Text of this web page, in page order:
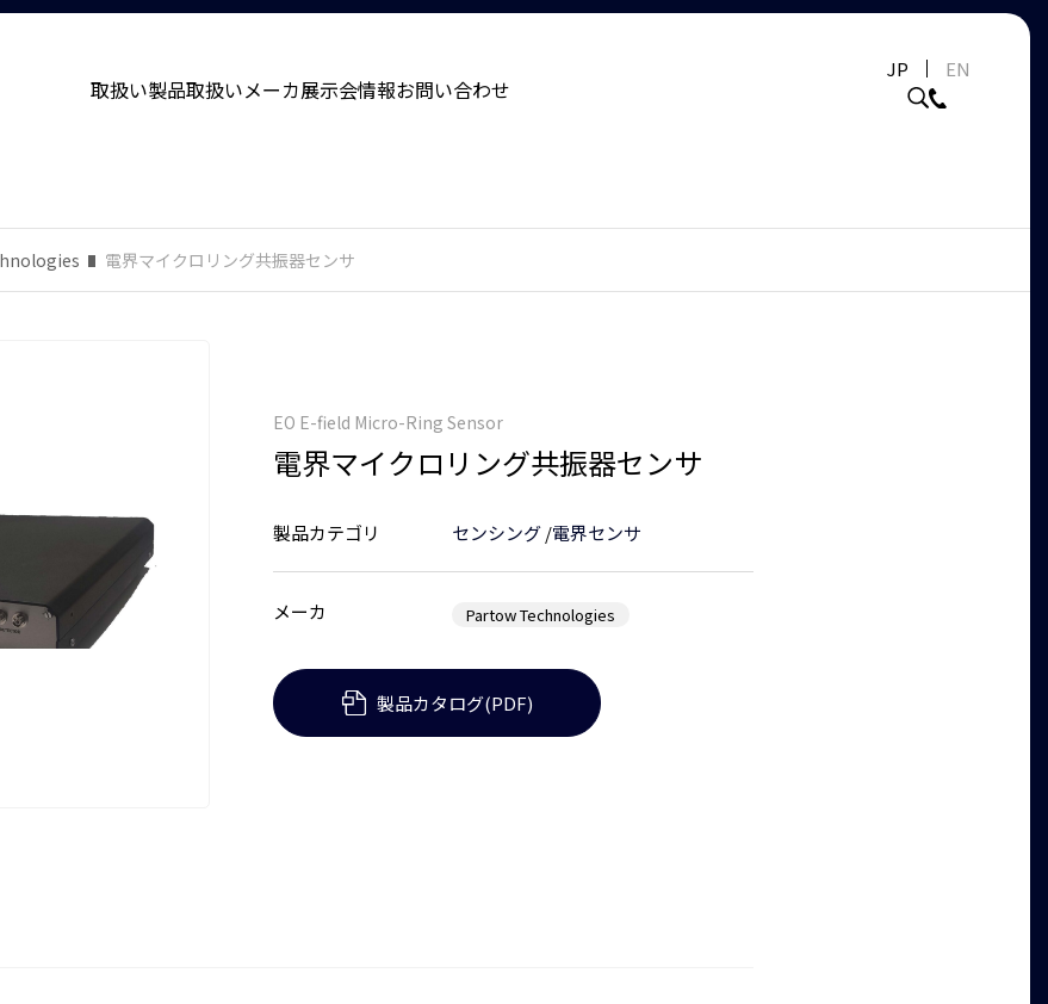
取扱い製品取扱いメーカ展示会情報お問い合わせ
JP EN
電界マイクロリング共振器センサ
EO E-field Micro-Ring Sensor
電界マイクロリング共振器センサ
製品カテゴリ センシング/電界センサ
メーカ Partow Technologies
製品カタログ(PDF)